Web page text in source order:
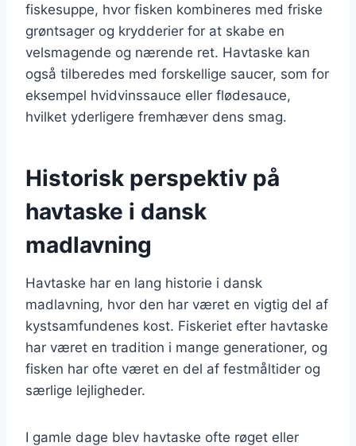
fiskesuppe, hvor fisken kombineres med friske
grøntsager og krydderier for at skabe en
velsmagende og nærende ret. Havtaske kan
også tilberedes med forskellige saucer, som for
eksempel hvidvinssauce eller flødesauce,
hvilket yderligere fremhæver dens smag.
Historisk perspektiv på
havtaske i dansk
madlavning
Havtaske har en lang historie i dansk
madlavning, hvor den har været en vigtig del af
kystsamfundenes kost. Fiskeriet efter havtaske
har været en tradition i mange generationer, og
fisken har ofte været en del af festmåltider og
særlige lejligheder.
I gamle dage blev havtaske ofte røget eller